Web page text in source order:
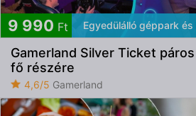
9 990 Ft Egyedülálló géppark
Gamerland Silver Ticket
fő részére
4,6/5 Gamerland